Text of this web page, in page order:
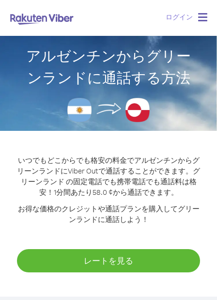
ログイン
アルゼンチンからグリー
ンランドに通話する方法
いつでもどこからでも格安の料金でアルゼンチンからグ
リーンランドにViber Outで通話することができます。 グ
リーンランド の固定電話でも携帯電話でも通話料は格
安！1分間あたり58.0 ¢から通話できます。
お得な価格のクレジットや通話プランを購入してグリー
ンランドに通話しよう！
レートを見る